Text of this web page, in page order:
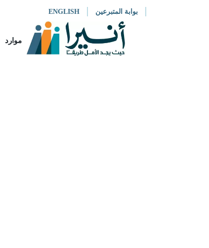
بوابة المتبرعين ENGLISH
موارد